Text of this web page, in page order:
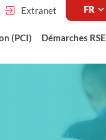
Extranet
(PCI) Démarches RSE